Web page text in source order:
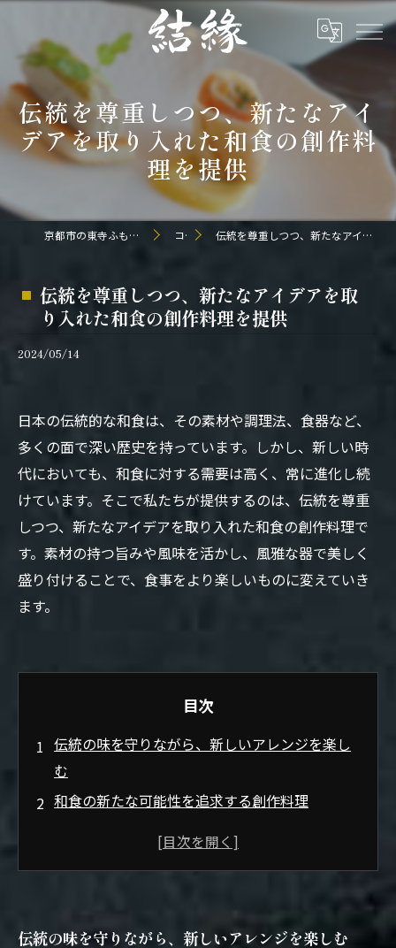
伝統を尊重しつつ、新たなアイ
デアを取り入れた和食の創作料
理を提供
京都市の東寺ふもとの和食なら日本料理 結縁 コラム 伝統を尊重しつつ、新たなアイデアを取り入れた和食の創作料理を提供
伝統を尊重しつつ、新たなアイデアを取
り入れた和食の創作料理を提供
2024/05/14
日本の伝統的な和食は、その素材や調理法、食器など、
多くの面で深い歴史を持っています。しかし、新しい時
代においても、和食に対する需要は高く、常に進化し続
けています。そこで私たちが提供するのは、伝統を尊重
しつつ、新たなアイデアを取り入れた和食の創作料理で
す。素材の持つ旨みや風味を活かし、風雅な器で美しく
盛り付けることで、食事をより楽しいものに変えていき
ます。
目次
伝統の味を守りながら、新しいアレンジを楽し
む
和食の新たな可能性を追求する創作料理
伝統の技術を継承しながら、斬新なメニューを
和食の精神を守りながら、現代風のアレンジを
伝統の味を守りながら、新しいアレンジを楽しむ